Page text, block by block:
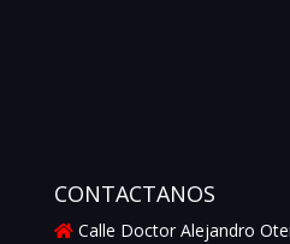
CONTACTANOS
Calle Doctor Alejandro